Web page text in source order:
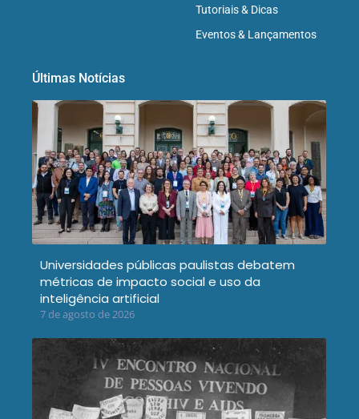
Tutoriais & Dicas
Eventos & Lançamentos
Últimas Notícias
Universidades públicas paulistas debatem
métricas de impacto social e uso da
inteligência artificial
7 de agosto de 2026